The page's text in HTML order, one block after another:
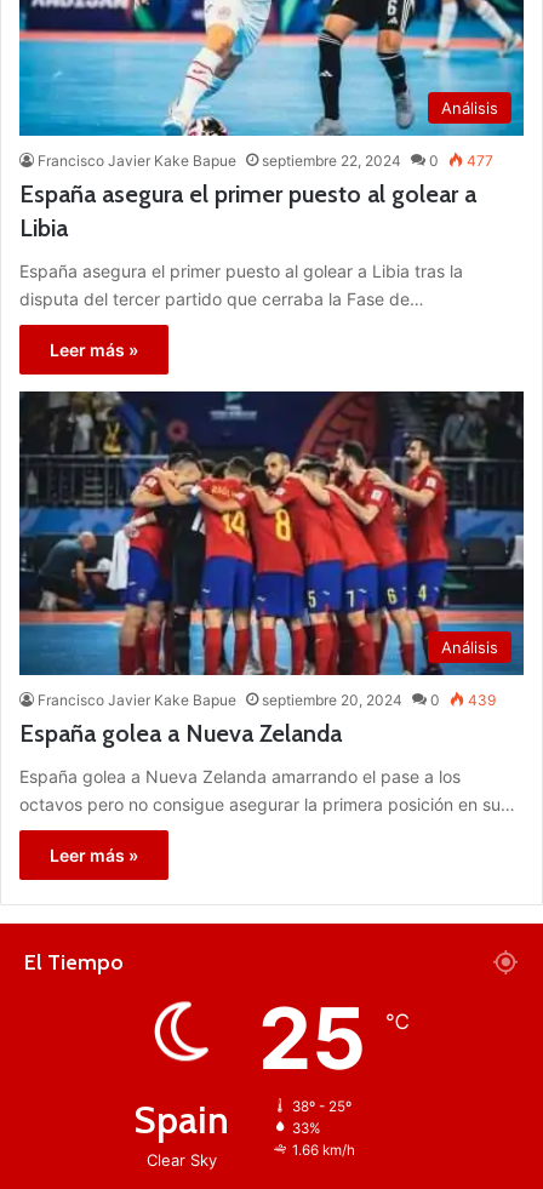
Análisis
Francisco Javier Kake Bapue septiembre 22, 2024 0 477
España asegura el primer puesto al golear a
Libia
España asegura el primer puesto al golear a Libia tras la
disputa del tercer partido que cerraba la Fase de…
Leer más »
Análisis
Francisco Javier Kake Bapue septiembre 20, 2024 0 439
España golea a Nueva Zelanda
España golea a Nueva Zelanda amarrando el pase a los
octavos pero no consigue asegurar la primera posición en su…
Leer más »
El Tiempo
Spain
Clear Sky
25 ℃
38º - 25º
33%
1.66 km/h